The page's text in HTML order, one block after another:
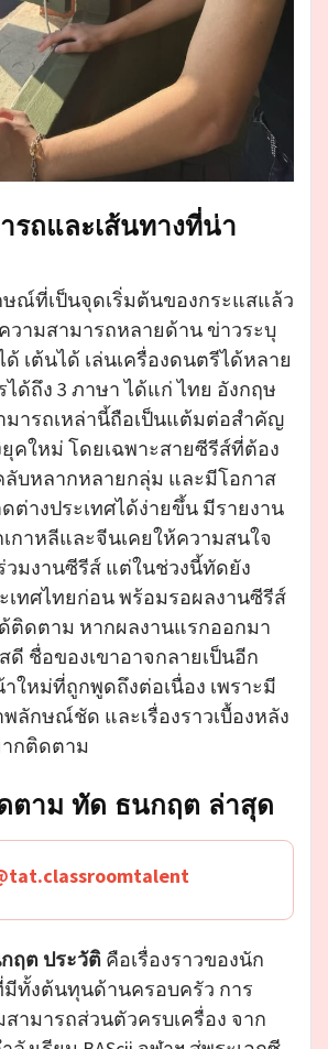
รถและเส้นทางที่น่า
ณ์ที่เป็นจุดเริ่มต้นของกระแสแล้ว
ามสามารถหลายด้าน ข่าวระบุ
ด้ เต้นได้ เล่นเครื่องดนตรีได้หลาย
ด้ถึง 3 ภาษา ได้แก่ ไทย อังกฤษ
มารถเหล่านี้ถือเป็นแต้มต่อสำคัญ
คใหม่ โดยเฉพาะสายซีรีส์ที่ต้อง
บหลากหลายกลุ่ม และมีโอกาส
ต่างประเทศได้ง่ายขึ้น มีรายงาน
กาหลีและจีนเคยให้ความสนใจ
วมงานซีรีส์ แต่ในช่วงนี้ทัดยัง
เทศไทยก่อน พร้อมรอผลงานซีรีส์
ติดตาม หากผลงานแรกออกมา
ดี ชื่อของเขาอาจกลายเป็นอีก
ใหม่ที่ถูกพูดถึงต่อเนื่อง เพราะมี
ลักษณ์ชัด และเรื่องราวเบื้องหลัง
กติดตาม
ตาม ทัด ธนกฤต ล่าสุด
ฤต ประวัติ คือเรื่องราวของนัก
ทั้งต้นทุนด้านครอบครัว การ
ามารถส่วนตัวครบเครื่อง จาก